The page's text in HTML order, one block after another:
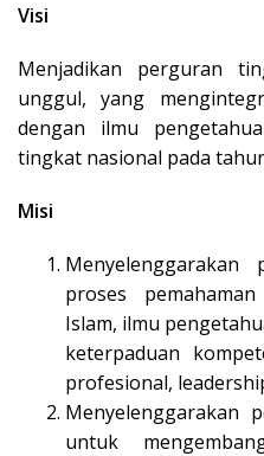
Visi
Menjadikan perguran
unggul, yang
dengan ilmu
tingkat nasional pada
Misi
Menyelenggarakan
proses
Islam, ilmu
keterpaduan
profesional,
Menyelenggarakan
untuk